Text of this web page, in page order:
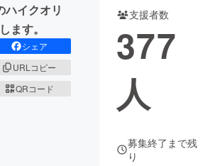
ハイクオリ
ます。
シェア
URLコピー
QRコード
支援者数
377
人
募集終了まで残
り